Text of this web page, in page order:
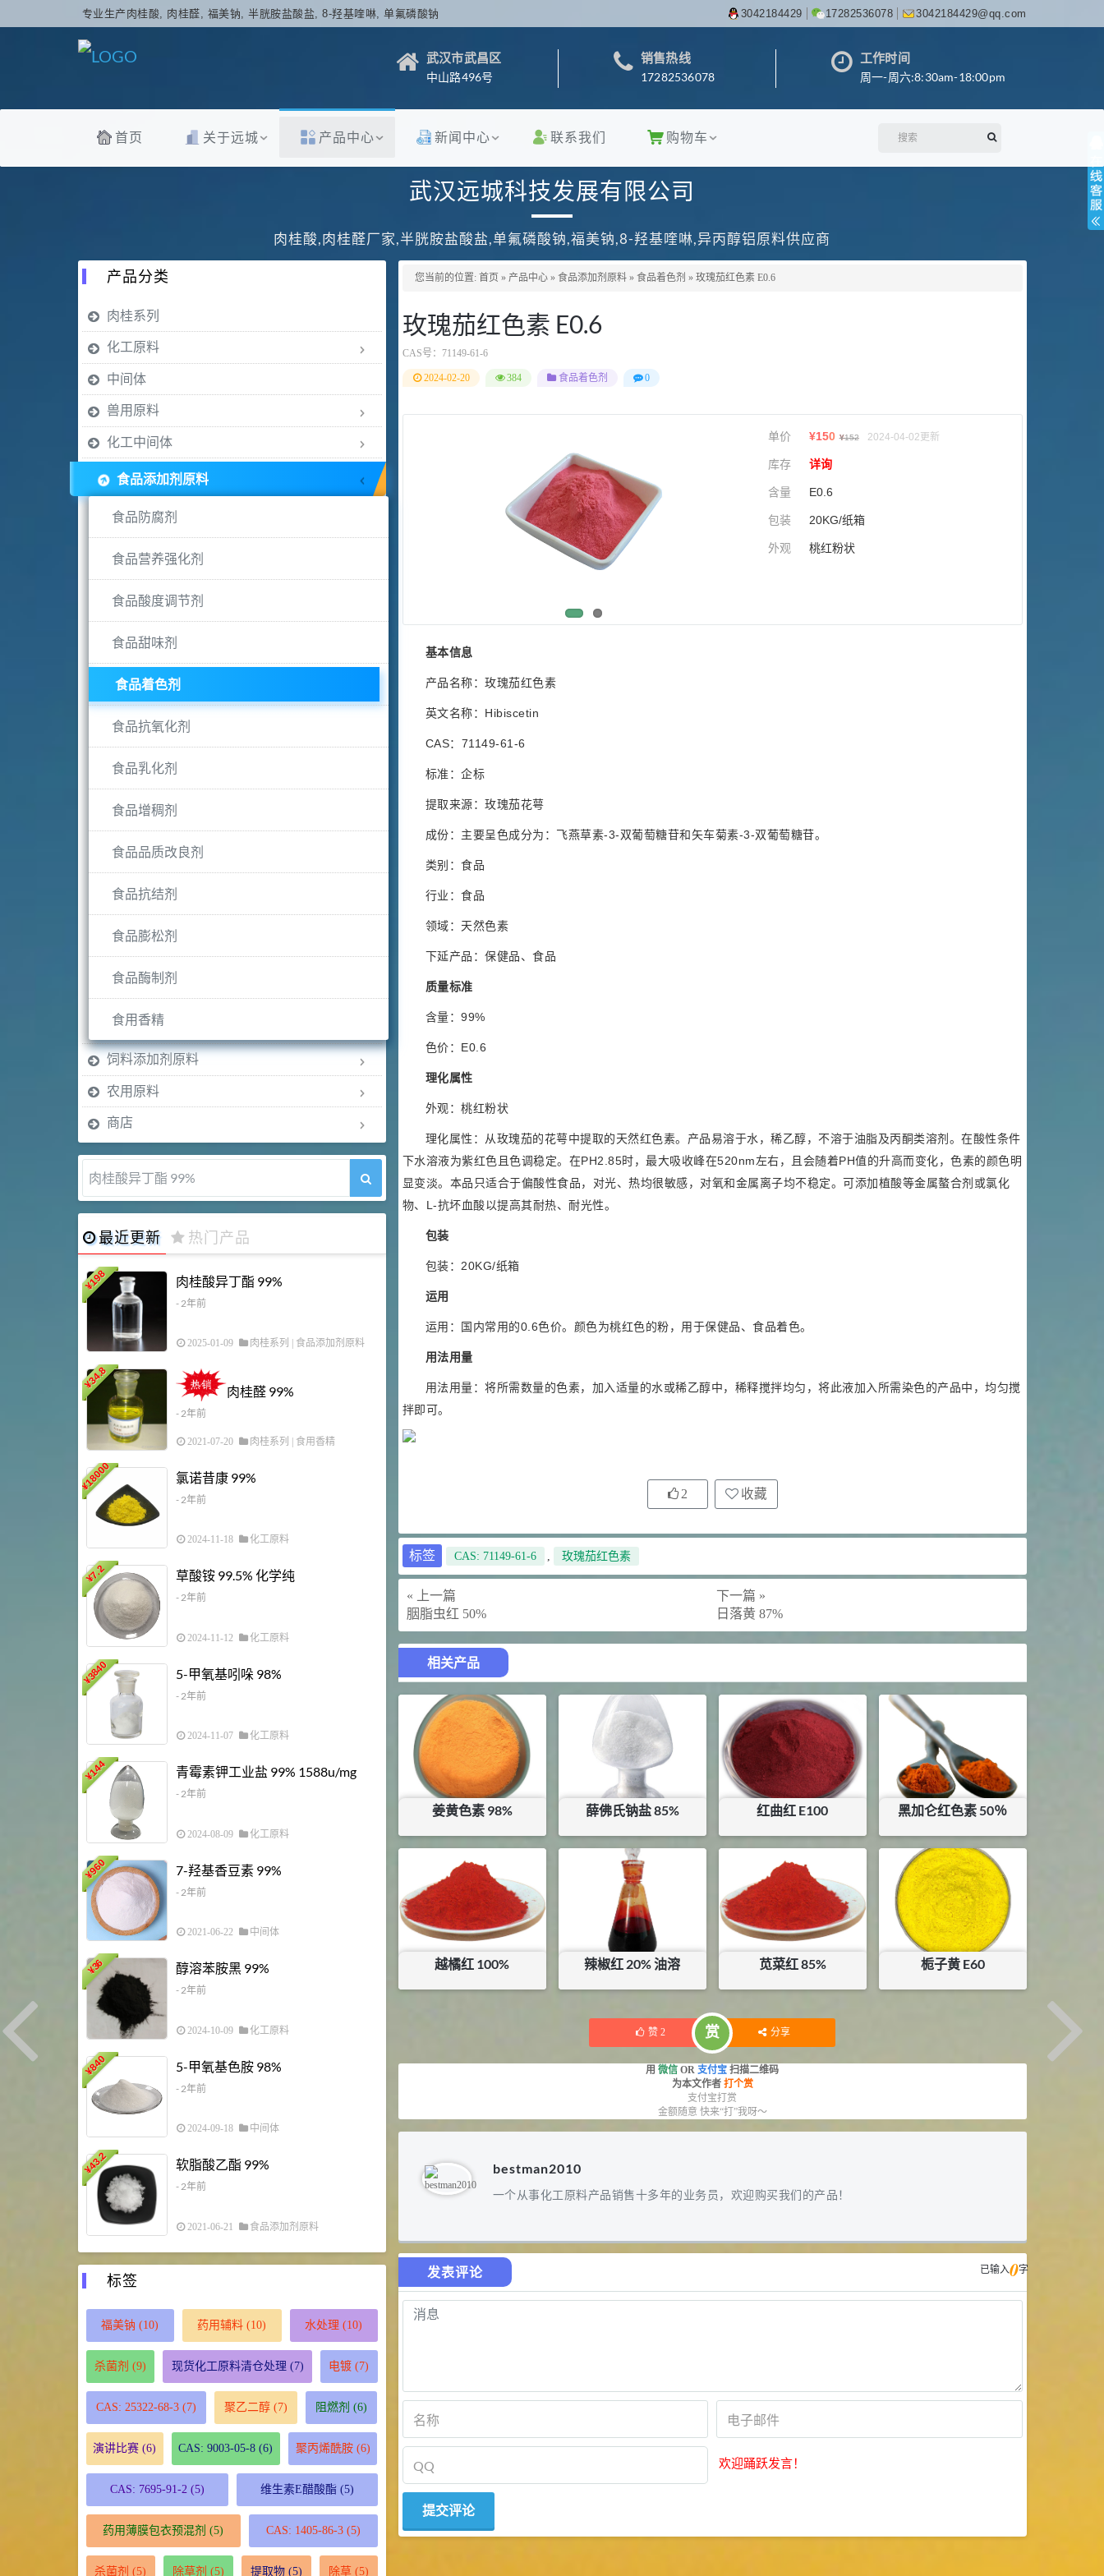
专业生产肉桂酸, 肉桂醛, 福美钠, 半胱胺盐酸盐, 8-羟基喹啉, 单氟磷酸钠 3042184429 17282536078 3042184429@qq.com
武汉市武昌区
中山路496号
销售热线
17282536078
工作时间
周一-周六:8:30am-18:00pm
首页 关于远城 产品中心 新闻中心 联系我们 购物车
武汉远城科技发展有限公司
肉桂酸,肉桂醛厂家,半胱胺盐酸盐,单氟磷酸钠,福美钠,8-羟基喹啉,异丙醇铝原料供应商
您当前的位置: 首页 » 产品中心 » 食品添加剂原料 » 食品着色剂 » 玫瑰茄红色素 E0.6
玫瑰茄红色素 E0.6
CAS号： 71149-61-6
2024-02-20 384 食品着色剂 0
单价 ¥150 ¥152 2024-04-02更新
库存 详询
含量 E0.6
包装 20KG/纸箱
外观 桃红粉状
基本信息
产品名称：玫瑰茄红色素
英文名称：Hibiscetin
CAS：71149-61-6
标准：企标
提取来源：玫瑰茄花萼
成份：主要呈色成分为：飞燕草素-3-双葡萄糖苷和矢车菊素-3-双葡萄糖苷。
类别：食品
行业：食品
领域：天然色素
下延产品：保健品、食品
质量标准
含量：99%
色价：E0.6
理化属性
外观：桃红粉状
理化属性：从玫瑰茄的花萼中提取的天然红色素。产品易溶于水，稀乙醇，不溶于油脂及丙酮类溶剂。在酸性条件
下水溶液为紫红色且色调稳定。在PH2.85时，最大吸收峰在520nm左右，且会随着PH值的升高而变化，色素的颜色明
显变淡。本品只适合于偏酸性食品，对光、热均很敏感，对氧和金属离子均不稳定。可添加植酸等金属螯合剂或氯化
物、L-抗坏血酸以提高其耐热、耐光性。
包装
包装：20KG/纸箱
运用
运用：国内常用的0.6色价。颜色为桃红色的粉，用于保健品、食品着色。
用法用量
用法用量：将所需数量的色素，加入适量的水或稀乙醇中，稀释搅拌均匀，将此液加入所需染色的产品中，均匀搅
拌即可。
2 收藏
标签 CAS: 71149-61-6 , 玫瑰茄红色素
« 上一篇
胭脂虫红 50%
下一篇 »
日落黄 87%
相关产品
姜黄色素 98%
¥432
薛佛氏钠盐 85%
¥27.5
库存：0.1
红曲红 E100
¥138
黑加仑红色素 50％
暂无内容
越橘红 100% 辣椒红 20% 油溶 苋菜红 85% 栀子黄 E60
赞 2 赏 分享
用 微信 OR 支付宝 扫描二维码
为本文作者 打个赏
支付宝打赏
金额随意 快来“打”我呀～
bestman2010
一个从事化工原料产品销售十多年的业务员，欢迎购买我们的产品！
发表评论 已输入0字
欢迎踊跃发言！
产品分类
肉桂系列
化工原料
中间体
兽用原料
化工中间体
食品添加剂原料
食品防腐剂
食品营养强化剂
食品酸度调节剂
食品甜味剂
食品着色剂
食品抗氧化剂
食品乳化剂
食品增稠剂
食品品质改良剂
食品抗结剂
食品膨松剂
食品酶制剂
食用香精
饲料添加剂原料
农用原料
商店
肉桂醛 99%
最近更新 热门产品
¥
198 肉桂酸异丁酯 99%
- 2年前
2025-01-09 肉桂系列 食品添加剂原料
¥
34.8
肉桂醛 99%
- 2年前
2021-07-20 肉桂系列 | 食用香精
¥
18000 氯诺昔康 99%
- 2年前
2024-11-18 化工原料
¥
7.2 草酸铵 99.5% 化学纯
- 2年前
2024-11-12 化工原料
¥
3840 5-甲氧基吲哚 98%
- 2年前
2024-11-07 化工原料
¥
144 青霉素钾工业盐 99% 1588u/mg
- 2年前
2024-08-09 化工原料
¥
960 7-羟基香豆素 99%
- 2年前
2021-06-22 中间体
¥
36 醇溶苯胺黑 99%
- 2年前
2024-10-09 化工原料
¥
840 5-甲氧基色胺 98%
- 2年前
2024-09-18 中间体
¥
43.2 软脂酸乙酯 99%
- 2年前
2021-06-21 食品添加剂原料
乙酸橙花酯 99%
2021-07-07 植物生长调节剂
29 4 N-羟甲基丙烯酰胺 98% NMA
对甲氧基苯甲醛（茴香醛）
99.5%
浏览量 - 1.89w
2021-06-19
6
S-羧甲基-L-半胱氨酸(羧甲司坦)
98.5%
浏览量 - 1.72w
2021-05-30 化工原料
7
浏览量 - 1.64w
2021-05-25 食品添加剂原料
8 D-异抗坏血酸钠 98%
浏览量 - 1.55w
475 9 硬脂富马酸钠 99%
DL-蛋氨酸 99%
浏览量 - 1.48w
标签
福美钠 (10) 药用辅料 (10) 水处理 (10)
杀菌剂 (9) 现货化工原料清仓处理 (7) 电镀 (7)
CAS: 25322-68-3(7) 聚乙二醇(7) 阻燃剂 (6)
演讲比赛 (6) CAS: 9003-05-8 (6) 聚丙烯酰胺(6)
CAS: 7695-91-2 (5) 维生素E醋酸酯(5)
药用薄膜包衣预混剂 (5) CAS: 1405-86-3(5)
杀菌剂 (5) 除草剂 (5) 提取物(5) 除草(5)